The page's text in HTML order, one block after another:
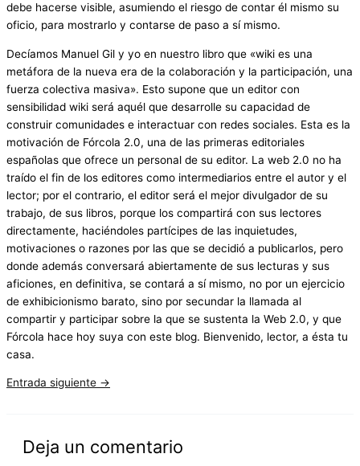
debe hacerse visible, asumiendo el riesgo de contar él mismo su
oficio, para mostrarlo y contarse de paso a sí mismo.
Decíamos Manuel Gil y yo en nuestro libro que «wiki es una
metáfora de la nueva era de la colaboración y la participación, una
fuerza colectiva masiva». Esto supone que un editor con
sensibilidad wiki será aquél que desarrolle su capacidad de
construir comunidades e interactuar con redes sociales. Esta es la
motivación de Fórcola 2.0, una de las primeras editoriales
españolas que ofrece un personal de su editor. La web 2.0 no ha
traído el fin de los editores como intermediarios entre el autor y el
lector; por el contrario, el editor será el mejor divulgador de su
trabajo, de sus libros, porque los compartirá con sus lectores
directamente, haciéndoles partícipes de las inquietudes,
motivaciones o razones por las que se decidió a publicarlos, pero
donde además conversará abiertamente de sus lecturas y sus
aficiones, en definitiva, se contará a sí mismo, no por un ejercicio
de exhibicionismo barato, sino por secundar la llamada al
compartir y participar sobre la que se sustenta la Web 2.0, y que
Fórcola hace hoy suya con este blog. Bienvenido, lector, a ésta tu
casa.
Entrada siguiente →
Deja un comentario